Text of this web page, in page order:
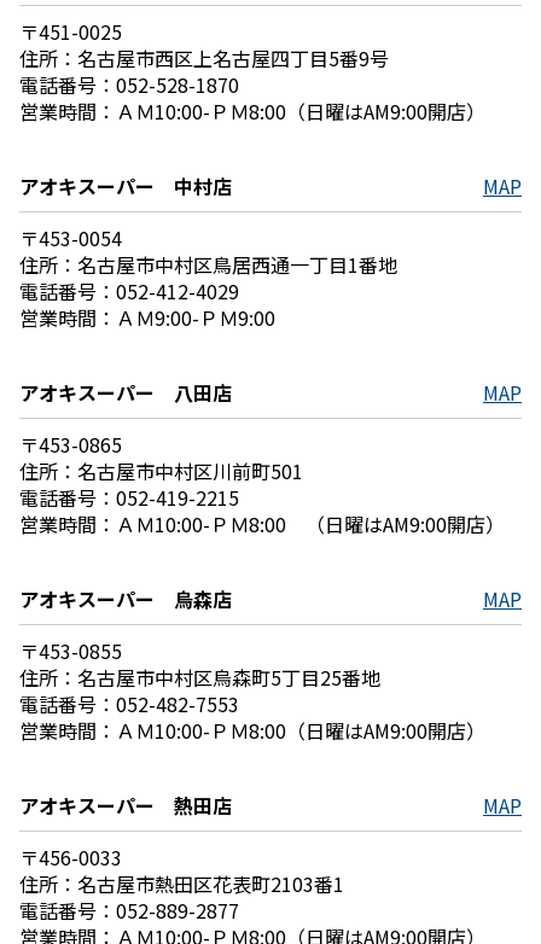
〒451-0025
住所：名古屋市西区上名古屋四丁目5番9号
電話番号：052-528-1870
営業時間：ＡＭ10:00-ＰＭ8:00（日曜はAM9:00開店）
アオキスーパー 中村店
MAP
〒453-0054
住所：名古屋市中村区鳥居西通一丁目1番地
電話番号：052-412-4029
営業時間：ＡＭ9:00-ＰＭ9:00
アオキスーパー 八田店
MAP
〒453-0865
住所：名古屋市中村区川前町501
電話番号：052-419-2215
営業時間：ＡＭ10:00-ＰＭ8:00 （日曜はAM9:00開店）
アオキスーパー 烏森店
MAP
〒453-0855
住所：名古屋市中村区烏森町5丁目25番地
電話番号：052-482-7553
営業時間：ＡＭ10:00-ＰＭ8:00（日曜はAM9:00開店）
アオキスーパー 熱田店
MAP
〒456-0033
住所：名古屋市熱田区花表町2103番1
電話番号：052-889-2877
営業時間：ＡＭ10:00-ＰＭ8:00（日曜はAM9:00開店）